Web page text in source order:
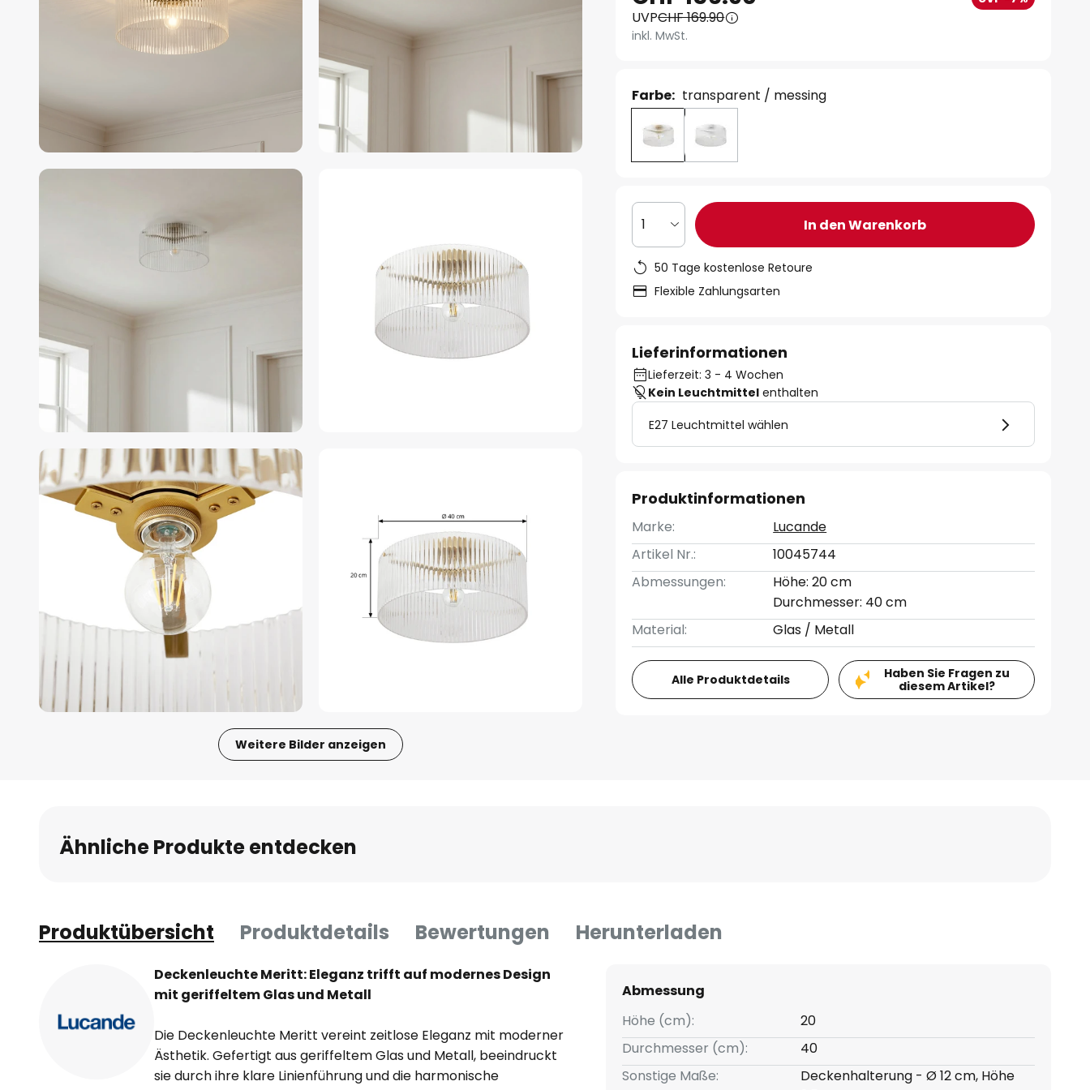
Weitere Bilder anzeigen
Bildgalerie
springen
UVPCHF 169.90
inkl. MwSt.
Farbe: transparent / messing
1 In den Warenkorb
50 Tage kostenlose Retoure
Flexible Zahlungsarten
Lieferinformationen
Lieferzeit: 3 - 4 Wochen
Kein Leuchtmittel enthalten
E27 Leuchtmittel wählen
Produktinformationen
Marke:
Lucande
Artikel Nr.:
10045744
Abmessungen:
Höhe: 20 cm
Durchmesser: 40 cm
Material:
Glas / Metall
Alle Produktdetails
Haben Sie Fragen zu
diesem Artikel?
Ähnliche Produkte entdecken
Produktübersicht Produktdetails Bewertungen Herunterladen
Deckenleuchte Meritt: Eleganz trifft auf modernes Design
mit geriffeltem Glas und Metall
Die Deckenleuchte Meritt vereint zeitlose Eleganz mit moderner
Ästhetik. Gefertigt aus geriffeltem Glas und Metall, beeindruckt
sie durch ihre klare Linienführung und die harmonische
Abmessung
Höhe (cm):
20
Durchmesser (cm):
40
Sonstige Maße:
Deckenhalterung - Ø 12 cm, Höhe